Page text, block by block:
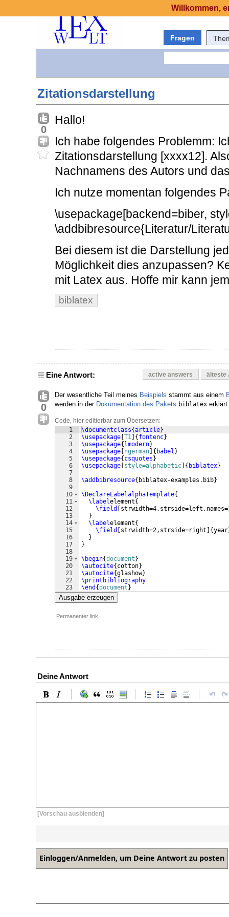
Fragen
Zitationsdarstellung
0
Hallo!
Ich habe folgendes Problemm:
Zitationsdarstellung [xxxx12].
Nachnamens des Autors und
Ich nutze momentan folgendes
\usepackage[backend=biber,
\addbibresource{Literatur/
Bei diesem ist die Darstellung
Möglichkeit dies anzupassen?
mit Latex aus. Hoffe mir kann
biblatex
Eine Antwort: active answers älteste
0
Der wesentliche Teil meines Beispiels stammt aus einem
werden in der Dokumentation des Pakets biblatex erklärt.
Code, hier editierbar zum Übersetzen:
1
2
3
4
5
6
7
8
9
10
11
12
13
14
15
16
17
18
19
20
21
22
23
\documentclass{article}
\usepackage T1 { fontenc}
\usepackage{ lmodern}
\usepackage ngerman { babel }
\usepackage{ csquotes }
\usepackage style=alphabetic { biblatex}
\addbibresource{ biblatex-examples.bib}
\DeclareLabelalphaTemplate{
\labelelement{
\field
}
\labelelement{
\field
strwidth=2,strside=right {year
}
}
\begin{document }
\autocite{ cotton}
\autocite{glashow}
\printbibliography
\end {document }
Ausgabe erzeugen
Permanenter link
Deine Antwort
[Vorschau ausblenden]
Willkommen,